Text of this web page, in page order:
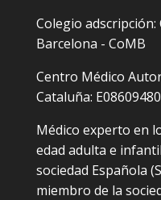
Colegio adscripción:
Barcelona - CoMB
Centro Médico
Cataluña: E08609480
Médico experto en
edad adulta e
sociedad Española
miembro de la